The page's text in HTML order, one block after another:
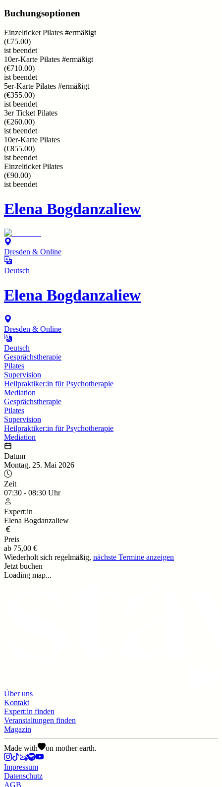
Buchungsoptionen
Einzelticket Pilates #ermäßigt
(€75.00)
ist beendet
10er-Karte Pilates #ermäßigt
(€710.00)
ist beendet
5er-Karte Pilates #ermäßigt
(€355.00)
ist beendet
3er Ticket Pilates
(€260.00)
ist beendet
10er-Karte Pilates
(€855.00)
ist beendet
Einzelticket Pilates
(€90.00)
ist beendet
Elena Bogdanzaliew
Dresden & Online
Deutsch
Elena Bogdanzaliew
Dresden & Online
Deutsch
Gesprächstherapie
Pilates
Supervision
Heilpraktiker:in für Psychotherapie
Mediation
Gesprächstherapie
Pilates
Supervision
Heilpraktiker:in für Psychotherapie
Mediation
Datum
Montag, 25. Mai 2026
Zeit
07:30 - 08:30 Uhr
Expert:in
Elena Bogdanzaliew
Preis
ab 75,00 €
Wiederholt sich regelmäßig, nächste Termine anzeigen
Jetzt buchen
Loading map...
Über uns
Kontakt
Expert:in finden
Veranstaltungen finden
Magazin
Made with on mother earth.
Impressum
Datenschutz
AGB